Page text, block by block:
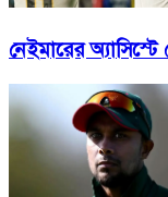
নেইমারের